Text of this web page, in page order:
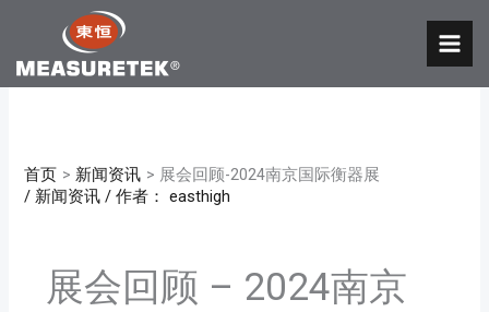
首页 新闻资讯
展会回顾-2024南京国际衡器展
/ 新闻资讯 / 作者： easthigh
展会回顾 – 2024南京